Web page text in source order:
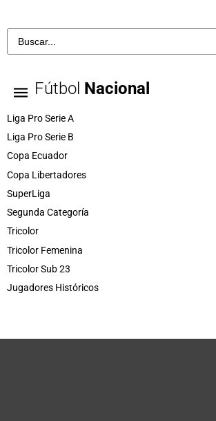
Fútbol Nacional
Liga Pro Serie A
Liga Pro Serie B
Copa Ecuador
Copa Libertadores
SuperLiga
Segunda Categoría
Tricolor
Tricolor Femenina
Tricolor Sub 23
Jugadores Históricos